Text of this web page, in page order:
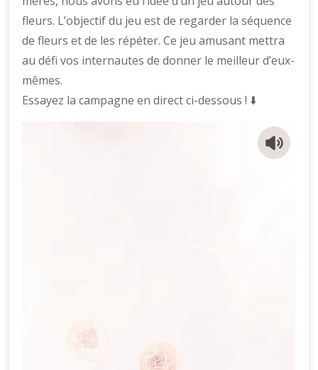
fleurs. L’objectif du jeu est de regarder la séquence
de fleurs et de les répéter. Ce jeu amusant mettra
au défi vos internautes de donner le meilleur d’eux-
mêmes.
Essayez la campagne en direct ci-dessous ! ⬇️